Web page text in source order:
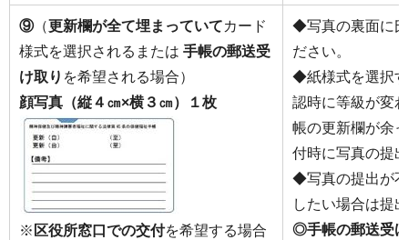
⑨（更新欄が全て埋まっていてカード
様式を選択されるまたは 手帳の郵送受
け取り を希望される場合）
顔写真（縦４㎝×横３㎝）１枚
※ 区役所窓口での交付を希望する場合
◆写真の裏面に
ださい。
◆紙様式を選択
認時に等級が変
帳の更新欄が余
付時に写真の提
◆写真の提出が
したい場合は提
◎手帳の郵送受